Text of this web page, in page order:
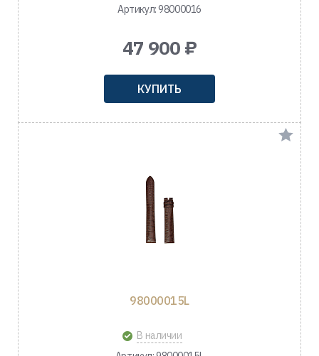
Артикул: 98000016
47 900 ₽
КУПИТЬ
98000015L
В наличии